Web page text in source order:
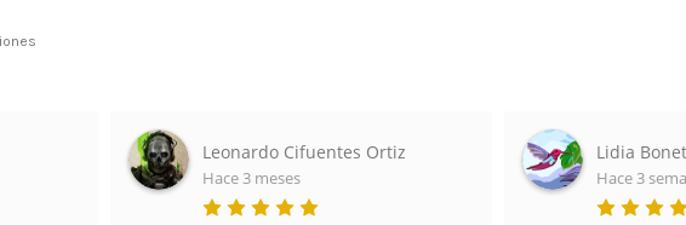
Leonardo Cifuentes Ortiz
Hace 3 meses
Lidia
Hace 3